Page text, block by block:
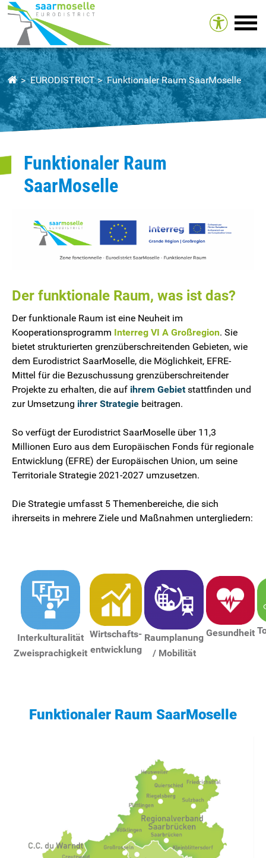
EURODISTRICT Funktionaler Raum SaarMoselle
Funktionaler Raum
SaarMoselle
Der funktionale Raum, was ist das?
Der funktionale Raum ist eine Neuheit im
Kooperationsprogramm Interreg VI A Großregion. Sie
bietet strukturierten grenzüberschreitenden Gebieten, wie
dem Eurodistrict SaarMoselle, die Möglichkeit, EFRE-
Mittel für die Bezuschussung grenzüberschreitender
Projekte zu erhalten, die auf ihrem Gebietstattfinden und
zur Umsetzung ihrer Strategie beitragen.
So verfügt der Eurodistrict SaarMoselle über 11,3
Millionen Euro aus dem Europäischen Fonds für regionale
Entwicklung (EFRE) der Europäischen Union, um seine
Territoriale Strategie 2021-2027 umzusetzen.
Die Strategie umfasst 5 Themenbereiche, die sich
ihrerseits in mehrere Ziele und Maßnahmen untergliedern:
Interkulturalität
Zweisprachigkeit
Wirtschafts-
entwicklung
Raumplanung
/ Mobilität
Gesundheit
Funktionaler Raum SaarMoselle